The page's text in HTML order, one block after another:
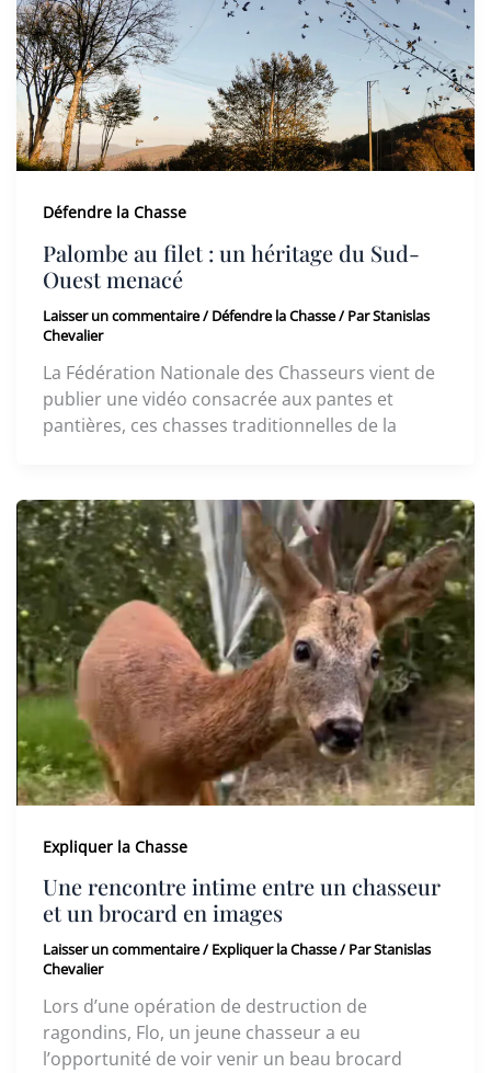
Défendre la Chasse
Palombe au filet : un héritage du Sud-
Ouest menacé
Laisser un commentaire/Défendre la Chasse/ ParStanislas
Chevalier
La Fédération Nationale des Chasseurs vient de
publier une vidéo consacrée aux pantes et
pantières, ces chasses traditionnelles de la
Expliquer la Chasse
Une rencontre intime entre un chasseur
et un brocard en images
Laisser un commentaire/Expliquer la Chasse/ ParStanislas
Chevalier
Lors d’une opération de destruction de
ragondins, Flo, un jeune chasseur a eu
l’opportunité de voir venir un beau brocard